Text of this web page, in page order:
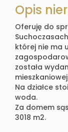
Opis
Oferuję do
której nie ma
została
Na działce
woda.
Za domem
3018 m2.